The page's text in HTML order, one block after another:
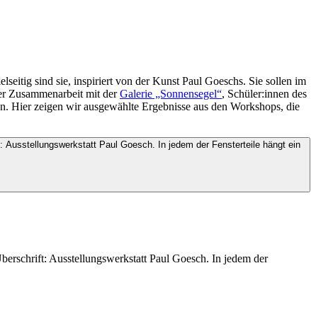
sind sie, inspiriert von derKunst Paul Goeschs. Sie sollen im
Zusammenarbeit mit derGalerie „Sonnensegel“, Schüler:innen des
Hier zeigen wir ausgewählte Ergebnisse aus den Workshops, die